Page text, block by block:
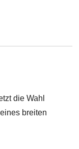
die Wahl
breiten